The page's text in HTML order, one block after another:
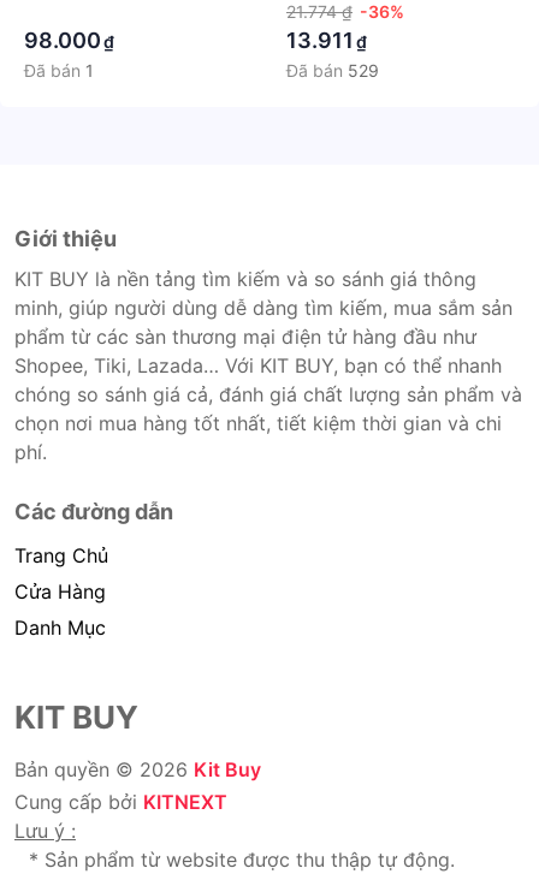
98.000₫
Đã bán 1
21.774 ₫ -36%
13.911 ₫
Đã bán 529
Giới thiệu
KIT BUY là nền tảng tìm kiếm và so sánh giá thông
minh, giúp người dùng dễ dàng tìm kiếm, mua sắm sản
phẩm từ các sàn thương mại điện tử hàng đầu như
Shopee, Tiki, Lazada… Với KIT BUY, bạn có thể nhanh
chóng so sánh giá cả, đánh giá chất lượng sản phẩm và
chọn nơi mua hàng tốt nhất, tiết kiệm thời gian và chi
phí.
Các đường dẫn
Trang Chủ
Cửa Hàng
Danh Mục
KIT BUY
Bản quyền © 2026 Kit Buy
Cung cấp bởi KITNEXT
Lưu ý :
* Sản phẩm từ website được thu thập tự động.